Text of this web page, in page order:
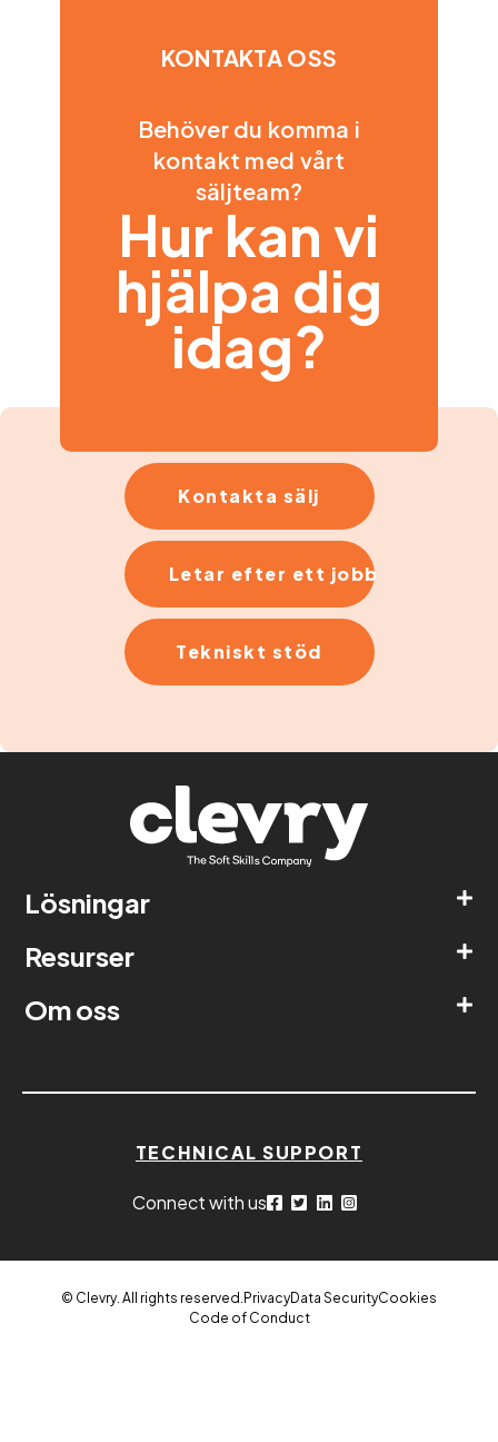
KONTAKTA OSS
Behöver du komma i
kontakt med vårt
säljteam?
Hur kan vi
hjälpa dig
idag?
Kontakta sälj
Letar efter ett jobb
Tekniskt stöd
Lösningar
Resurser
Om oss
TECHNICAL SUPPORT
Connect with us
© Clevry. All rights reserved. PrivacyData SecurityCookies
Code of Conduct